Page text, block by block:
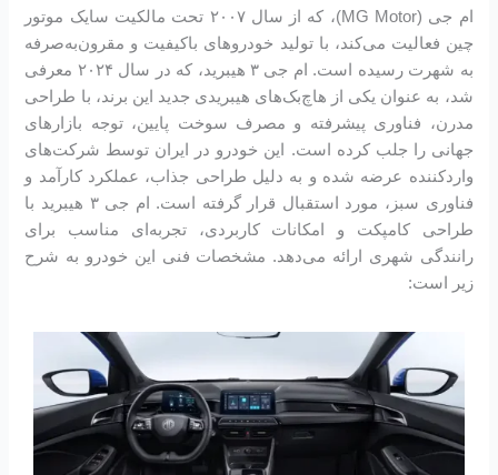
ام جی (MG Motor)، که از سال ۲۰۰۷ تحت مالکیت سایک موتور
چین فعالیت می‌کند، با تولید خودروهای باکیفیت و مقرون‌به‌صرفه
به شهرت رسیده است. ام جی ۳ هیبرید، که در سال ۲۰۲۴ معرفی
شد، به عنوان یکی از هاچ‌بک‌های هیبریدی جدید این برند، با طراحی
مدرن، فناوری پیشرفته و مصرف سوخت پایین، توجه بازارهای
جهانی را جلب کرده است. این خودرو در ایران توسط شرکت‌های
واردکننده عرضه شده و به دلیل طراحی جذاب، عملکرد کارآمد و
فناوری سبز، مورد استقبال قرار گرفته است. ام جی ۳ هیبرید با
طراحی کامپکت و امکانات کاربردی، تجربه‌ای مناسب برای
رانندگی شهری ارائه می‌دهد. مشخصات فنی این خودرو به شرح
زیر است: